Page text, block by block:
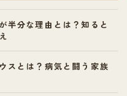
半分な理由とは？知ると
スとは？病気と闘う家族